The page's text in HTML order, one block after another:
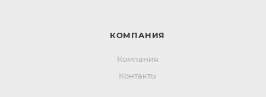
КОМПАНИЯ
Компания
Контакты